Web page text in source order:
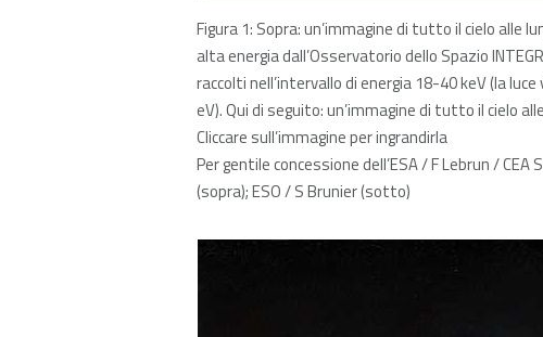
Figura 1: Sopra: un’immagine di tutto il cielo alle
alta energia dall’Osservatorio dello Spazio
raccolti nell’intervallo di energia 18-40 keV (la
eV). Qui di seguito: un’immagine di tutto il cielo
Cliccare sull’immagine per ingrandirla
Per gentile concessione dell’ESA / F Lebrun / CEA
(sopra); ESO / S Brunier (sotto)